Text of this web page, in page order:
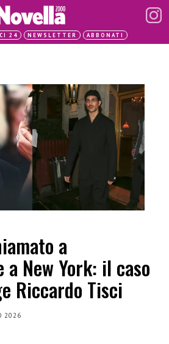
24 NEWSLETTER ABBONATI
a
New York: il caso
Riccardo Tisci
2026